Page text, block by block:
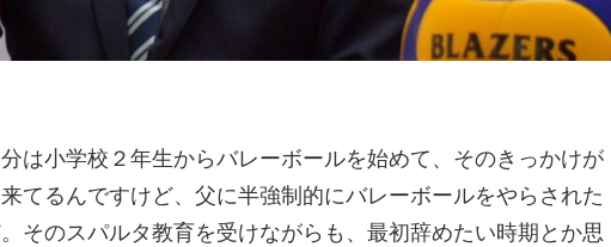
は小学校２年生からバレーボールを始めて、そのきっかけが
てるんですけど、父に半強制的にバレーボールをやらされた
そのスパルタ教育を受けながらも、最初辞めたい時期とか思